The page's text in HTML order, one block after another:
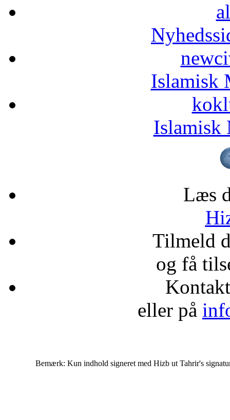
Islamisk
Islamisk
Læs
Tilmeld
og få
eller på
Bemærk: Kun indhold signeret med Hizb ut Tahrir's